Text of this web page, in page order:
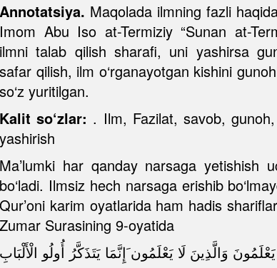
Annotatsiya. Maqolada ilmning fazli
Imom Abu Iso at-Termiziy “Sunan at-
ilmni talab qilish sharafi, uni yashirsa
safar qilish, ilm o‘rganayotgan kishini
so‘z yuritilgan.
Kalit so‘zlar: . Ilm, Fazilat, savob,
yashirish
Ma’lumki har qanday narsaga yetishish
bo‘ladi. Ilmsiz hech narsaga erishib
Qur’oni karim oyatlarida ham hadis
Zumar Surasining 9-oyatida
وَالَّذِينَ لَا يَعْلَمُون َإِنَّمَا يَتَذَكَّرُ أُولُو الْأَلْبَابِ